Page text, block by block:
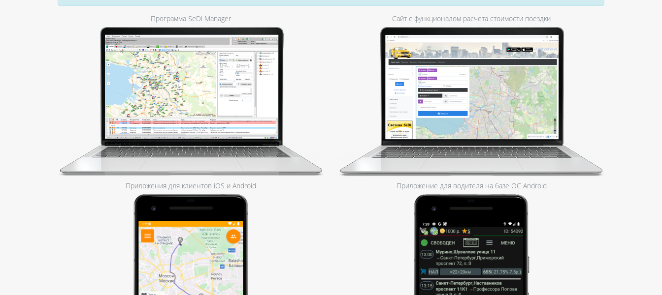
Программа SeDi Manager Сайт с функционалом расчета стоимости поездки
Приложения для клиентов iOS и Android Приложение для водителя на базе ОС Android